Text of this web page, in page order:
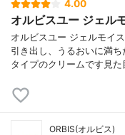
4.00
オルビスユー ジェル
オルビスユー ジェルモイ
引き出し、うるおいに満
タイプのクリームです見
ORBIS(オルビス)